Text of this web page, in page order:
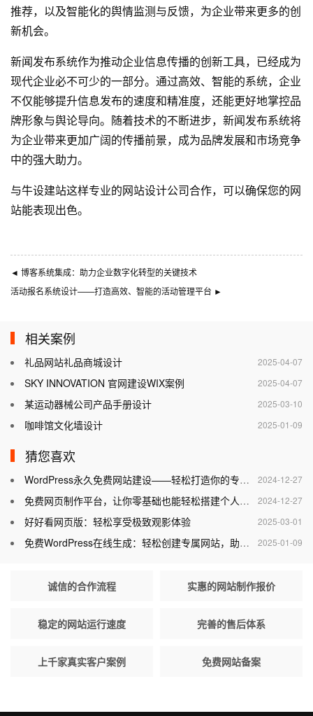
推荐，以及智能化的舆情监测与反馈，为企业带来更多的创
新机会。
新闻发布系统作为推动企业信息传播的创新工具，已经成为
现代企业必不可少的一部分。通过高效、智能的系统，企业
不仅能够提升信息发布的速度和精准度，还能更好地掌控品
牌形象与舆论导向。随着技术的不断进步，新闻发布系统将
为企业带来更加广阔的传播前景，成为品牌发展和市场竞争
中的强大助力。
与牛设建站这样专业的网站设计公司合作，可以确保您的网
站能表现出色。
◄ 博客系统集成：助力企业数字化转型的关键技术
活动报名系统设计——打造高效、智能的活动管理平台 ►
相关案例
2025-04-07
礼品网站礼品商城设计
2025-04-07
SKY INNOVATION 官网建设WIX案例
2025-03-10
某运动器械公司产品手册设计
2025-01-09
咖啡馆文化墙设计
猜您喜欢
2024-12-27
WordPress永久免费网站建设——轻松打造你的专属网站
2024-12-27
免费网页制作平台，让你零基础也能轻松搭建个人网站
2025-03-01
好好看网页版：轻松享受极致观影体验
2025-01-09
免费WordPress在线生成：轻松创建专属网站，助力个人与企业腾飞
诚信的合作流程 实惠的网站制作报价
稳定的网站运行速度 完善的售后体系
上千家真实客户案例 免费网站备案